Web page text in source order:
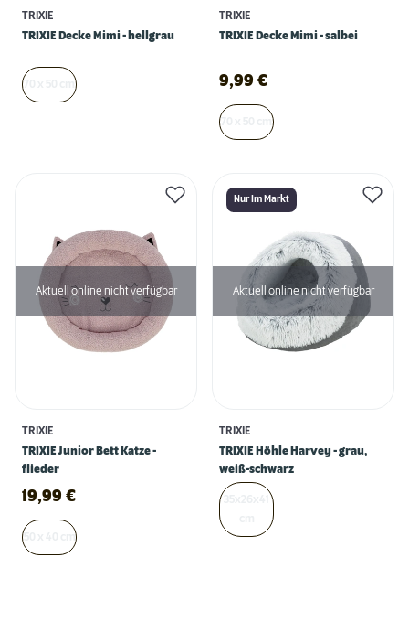
TRIXIE
TRIXIE Decke Mimi - hellgrau
TRIXIE
TRIXIE Decke Mimi - salbei
9,99 €
Aktuell online nicht verfügbar
TRIXIE
TRIXIE Junior Bett Katze -
flieder
19,99 €
50 x 40 cm
Nur Im Markt
Aktuell online nicht verfügbar
TRIXIE
TRIXIE Höhle Harvey - grau,
weiß-schwarz